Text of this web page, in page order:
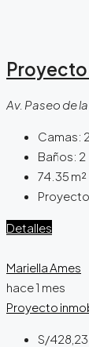
Proyecto
Av. Paseo de
Camas: 2
Baños: 2
74.35 m²
Detalles
Mariella Ames
hace 1 mes
Proyecto
S/